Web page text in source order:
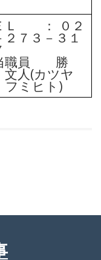
Ｌ ： ０２
２７３－３１
職員 勝
人(カツヤ
ミヒト)